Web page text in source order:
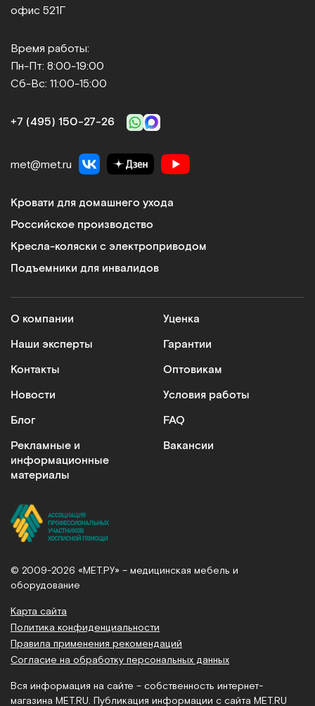
офис 521Г
Время работы:
Пн-Пт: 8:00-19:00
Сб-Вс: 11:00-15:00
+7 (495) 150‑27‑26
met@met.ru
Кровати для домашнего ухода
Российское производство
Кресла-коляски с электроприводом
Подъемники для инвалидов
О компании
Наши эксперты
Контакты
Новости
Блог
Рекламные и
информационные
материалы
Уценка
Гарантии
Оптовикам
Условия работы
FAQ
Вакансии
© 2009-2026 «МЕТ.РУ» – медицинская мебель и
оборудование
Карта сайта
Политика конфиденциальности
Правила применения рекомендаций
Согласие на обработку персональных данных
Вся информация на сайте – собственность интернет-
магазина MET.RU. Публикация информации с сайта MET.RU